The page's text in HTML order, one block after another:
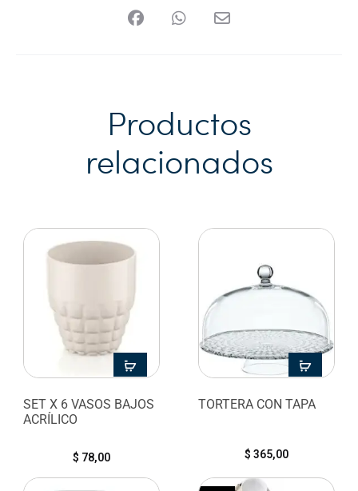
Productos
relacionados
SET X 6 VASOS BAJOS
ACRÍLICO
$ 78,00
TORTERA CON TAPA
$ 365,00